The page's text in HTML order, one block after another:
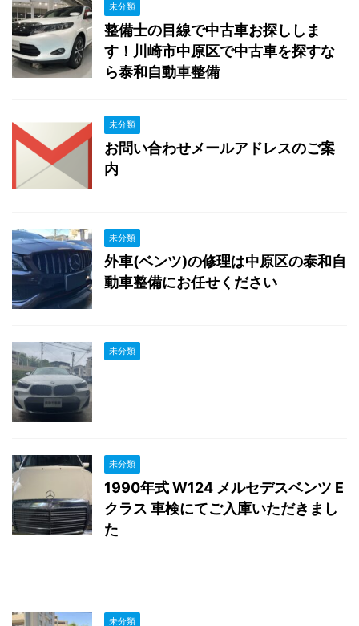
未分類
整備士の目線で中古車お探ししま
す！川崎市中原区で中古車を探すな
ら泰和自動車整備
未分類
お問い合わせメールアドレスのご案
内
未分類
外車(ベンツ)の修理は中原区の泰和自
動車整備にお任せください
未分類
未分類
1990年式 W124 メルセデスベンツ E
クラス 車検にてご入庫いただきまし
た
未分類